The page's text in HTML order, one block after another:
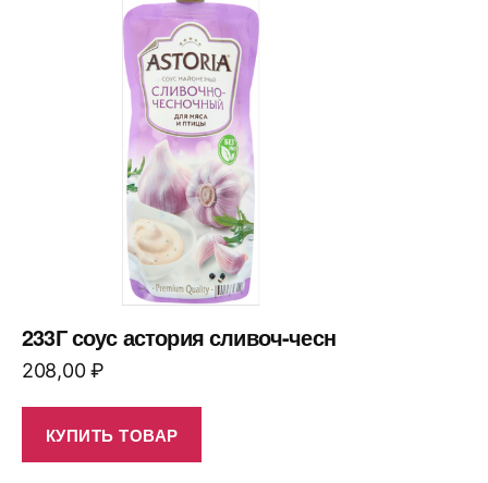
233Г соус астория сливоч-чесн
208,00₽
КУПИТЬ ТОВАР